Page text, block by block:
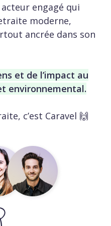
acteur engagé qui
moderne,
ancrée dans son
et de l’impact au
environnemental.
c’est Caravel 🙌